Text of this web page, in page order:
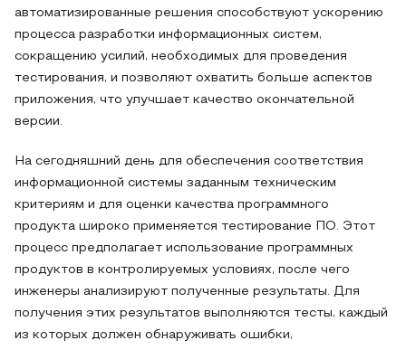
автоматизированные решения способствуют ускорению
процесса разработки информационных систем,
сокращению усилий, необходимых для проведения
тестирования, и позволяют охватить больше аспектов
приложения, что улучшает качество окончательной
версии.
На сегодняшний день для обеспечения соответствия
информационной системы заданным техническим
критериям и для оценки качества программного
продукта широко применяется тестирование ПО. Этот
процесс предполагает использование программных
продуктов в контролируемых условиях, после чего
инженеры анализируют полученные результаты. Для
получения этих результатов выполняются тесты, каждый
из которых должен обнаруживать ошибки,